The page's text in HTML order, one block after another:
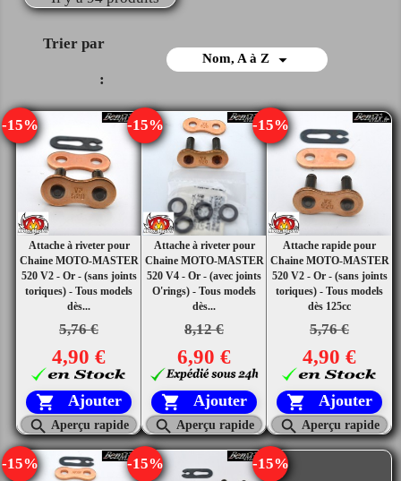
Trier par
:
Nom, A à Z 
Attache à riveter pour
Chaine MOTO-MASTER
520 V2 - Or - (sans joints
toriques) - Tous models
dès...
5,76 €
-15%
4,90 €
 Ajouter
 Aperçu rapide
Attache à riveter pour
Chaine MOTO-MASTER
520 V4 - Or - (avec joints
O'rings) - Tous models
dès...
8,12 €
-15%
6,90 €
 Ajouter
 Aperçu rapide
Attache rapide pour
Chaine MOTO-MASTER
520 V2 - Or - (sans joints
toriques) - Tous models
dès 125cc
5,76 €
-15%
4,90 €
 Ajouter
 Aperçu rapide
-15% -15% -15%